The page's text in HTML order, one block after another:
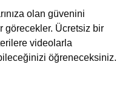
olan güvenini
görecekler. Ücretsiz bir
videolarla
öğreneceksiniz.